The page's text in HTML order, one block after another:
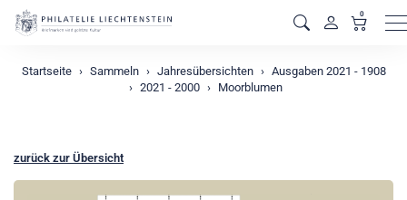
0
Startseite Sammeln Jahresübersichten
Ausgaben 2021 - 1908
2021 - 2000
Moorblumen
zurück zur Übersicht